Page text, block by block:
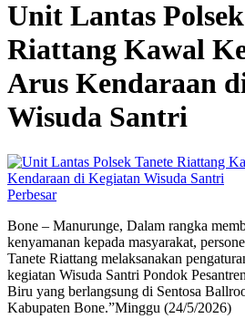
Unit Lantas
Riattang Kawal
Arus Kendaraan
Wisuda Santri
Perbesar
Bone – Manurunge, Dalam rangka
kenyamanan kepada masyarakat,
Tanete Riattang melaksanakan
kegiatan Wisuda Santri Pondok
Biru yang berlangsung di Sentosa
Kabupaten Bone.”Minggu (24/5/2026)